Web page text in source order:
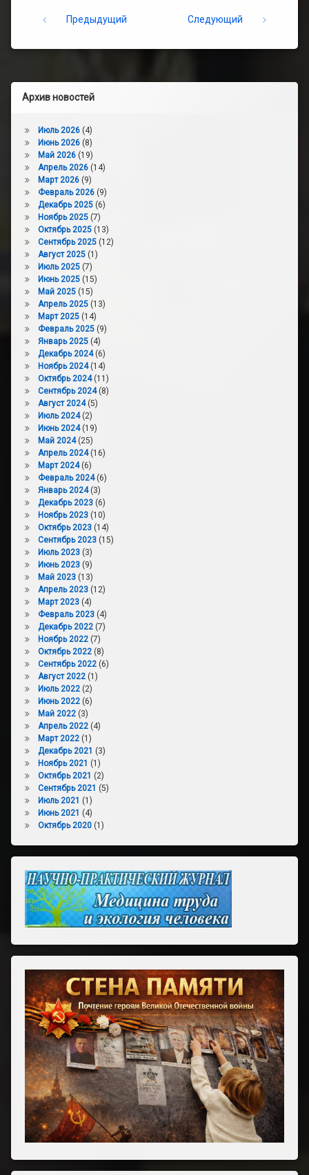
Keep Reading
Предыдущий Следующий
Архив новостей
Июль 2026(4)
Июнь 2026(8)
Май 2026(19)
Апрель 2026(14)
Март 2026(9)
Февраль 2026(9)
Декабрь 2025(6)
Ноябрь 2025(7)
Октябрь 2025(13)
Сентябрь 2025(12)
Август 2025(1)
Июль 2025(7)
Июнь 2025(15)
Май 2025(15)
Апрель 2025(13)
Март 2025(14)
Февраль 2025(9)
Январь 2025(4)
Декабрь 2024(6)
Ноябрь 2024(14)
Октябрь 2024(11)
Сентябрь 2024(8)
Август 2024(5)
Июль 2024(2)
Июнь 2024(19)
Май 2024(25)
Апрель 2024(16)
Март 2024(6)
Февраль 2024(6)
Январь 2024(3)
Декабрь 2023(6)
Ноябрь 2023(10)
Октябрь 2023(14)
Сентябрь 2023(15)
Июль 2023(3)
Июнь 2023(9)
Май 2023(13)
Апрель 2023(12)
Март 2023(4)
Февраль 2023(4)
Декабрь 2022(7)
Ноябрь 2022(7)
Октябрь 2022(8)
Сентябрь 2022(6)
Август 2022(1)
Июль 2022(2)
Июнь 2022(6)
Май 2022(3)
Апрель 2022(4)
Март 2022(1)
Декабрь 2021 (3)
Ноябрь 2021 (1)
Октябрь 2021 (2)
Сентябрь 2021 (5)
Июль 2021 (1)
Июнь 2021 (4)
Октябрь 2020(1)